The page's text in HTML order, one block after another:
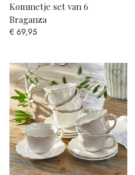
Kommetje set van 6
Braganza
€ 69,95